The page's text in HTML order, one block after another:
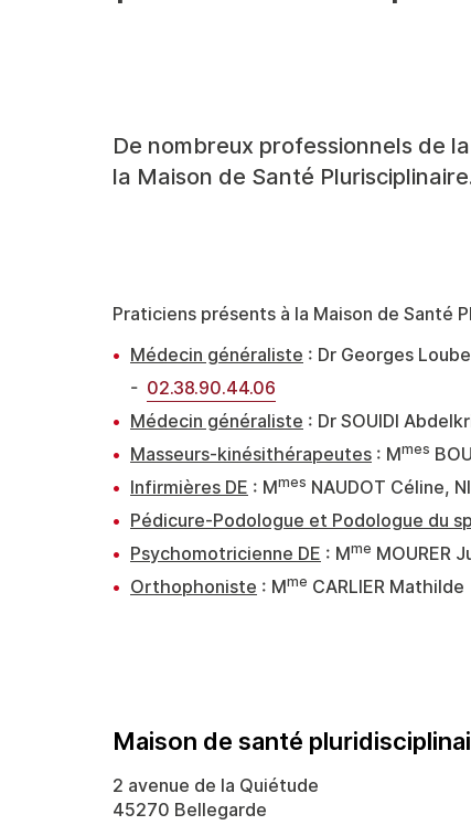
De nombreux professionnels de
la Maison de Santé
Praticiens présents à la Maison de Santé
Médecin généraliste : Dr Georges
- 02.38.90.44.06
Médecin généraliste : Dr SOUIDI
Masseurs-kinésithérapeutes : Mmes
Infirmières DE : Mmes NAUDOT Céline,
Pédicure-Podologue et Podologue du
Psychomotricienne DE : Mme MOURER
Orthophoniste : Mme CARLIER Mathilde
Maison de santé
2 avenue de la Quiétude
45270 Bellegarde